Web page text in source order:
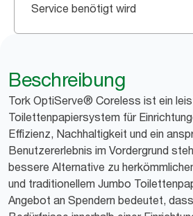
Service benötigt wird
Beschreibung
Tork OptiServe® Coreless ist ein
Toilettenpapiersystem für
Effizienz, Nachhaltigkeit und ein
Benutzererlebnis im Vordergrund
bessere Alternative zu
und traditionellem Jumbo
Angebot an Spendern bedeutet,